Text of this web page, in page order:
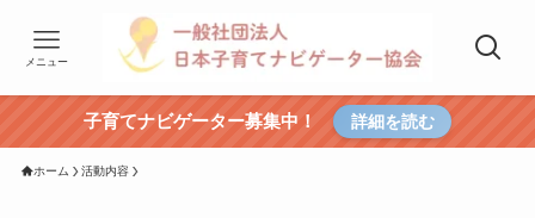
メニュー
子育てナビゲーター募集中！ 詳細を読む
ホーム 活動内容